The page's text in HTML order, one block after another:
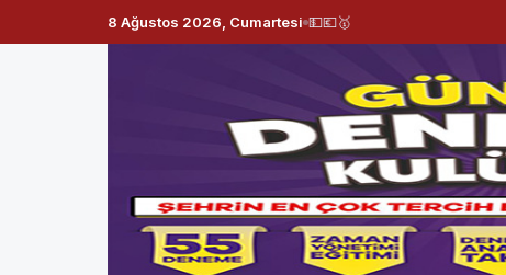
8 Ağustos 2026, Cumartesi 💵💶🥇